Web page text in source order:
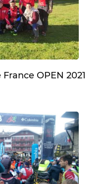
OPEN 2021